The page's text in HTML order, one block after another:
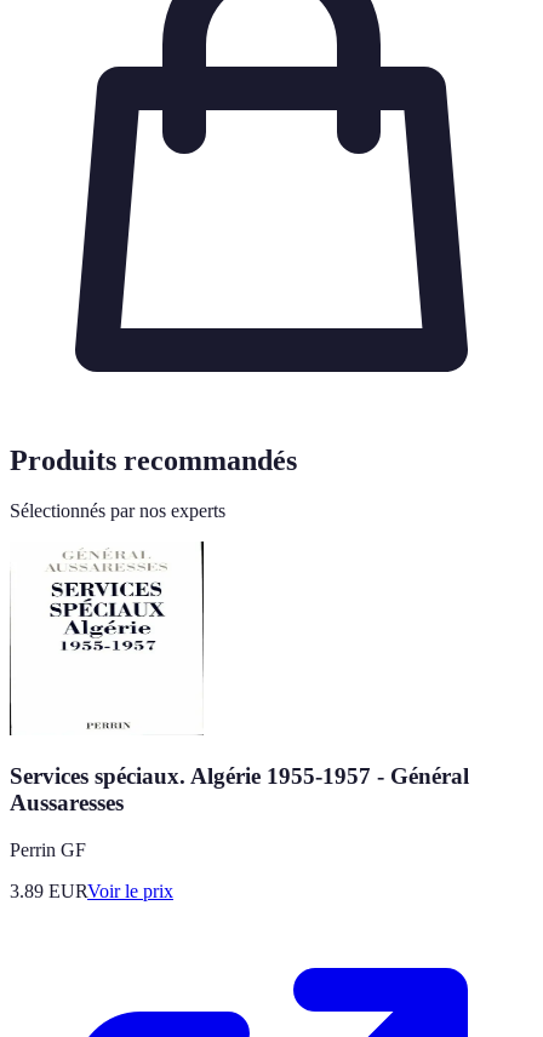
Produits recommandés
Sélectionnés par nos experts
Services spéciaux. Algérie 1955-1957 - Général
Aussaresses
Perrin GF
3.89 EURVoir le prix